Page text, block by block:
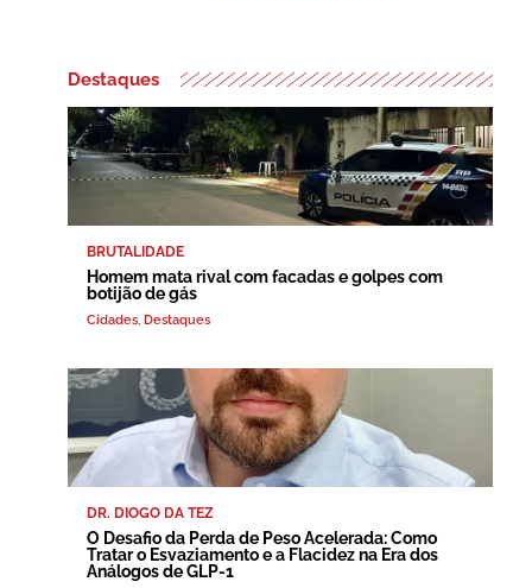
Destaques
BRUTALIDADE
Homem mata rival com facadas e golpes com
botijão de gás
Cidades Destaques
DR. DIOGO DA TEZ
O Desafio da Perda de Peso Acelerada: Como
Tratar o Esvaziamento e a Flacidez na Era dos
Análogos de GLP-1